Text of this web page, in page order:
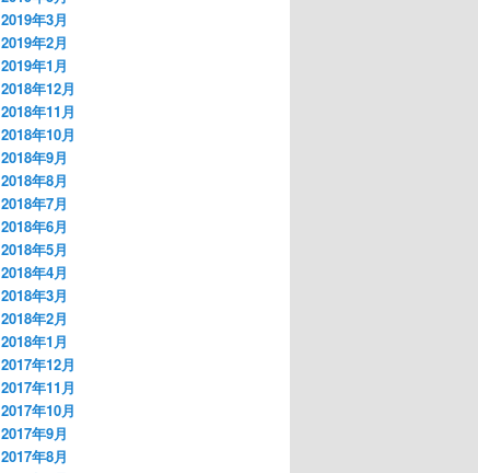
2019年3月
2019年2月
2019年1月
2018年12月
2018年11月
2018年10月
2018年9月
2018年8月
2018年7月
2018年6月
2018年5月
2018年4月
2018年3月
2018年2月
2018年1月
2017年12月
2017年11月
2017年10月
2017年9月
2017年8月